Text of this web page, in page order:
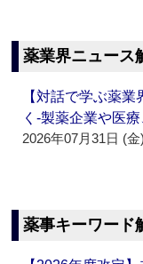
薬業界ニュース
【対話で学ぶ薬
く‐製薬企業や医
2026年07月31日 (金)
薬事キーワード